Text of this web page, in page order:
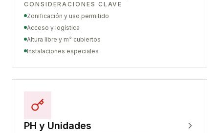
CONSIDERACIONES CLAVE
Zonificación y uso permitido
Acceso y logística
Altura libre y m² cubiertos
Instalaciones especiales
PH y Unidades